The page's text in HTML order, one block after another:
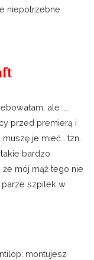
niepotrzebne
ale ….
przed premierą i
je mieć… tzn.
bardzo
mój mąż tego nie
parze szpilek w
montujesz